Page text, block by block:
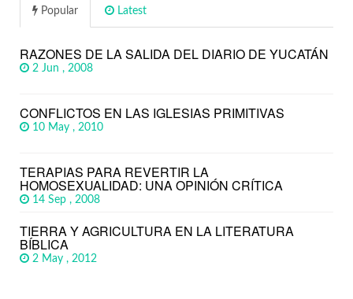
Popular Latest
RAZONES DE LA SALIDA DEL DIARIO DE YUCATÁN
2 Jun , 2008
CONFLICTOS EN LAS IGLESIAS PRIMITIVAS
10 May , 2010
TERAPIAS PARA REVERTIR LA
HOMOSEXUALIDAD: UNA OPINIÓN CRÍTICA
14 Sep , 2008
TIERRA Y AGRICULTURA EN LA LITERATURA
BÍBLICA
2 May , 2012